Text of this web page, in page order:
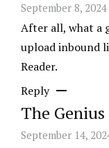
September 8,
After all, what a
upload inbound
Reader.
Reply
The Genius
September 14,